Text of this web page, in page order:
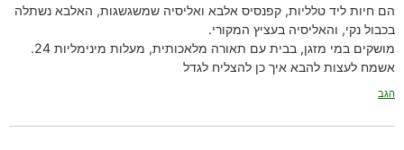
הם חיות ליד טלליות, קפנסיס אלבא ואליסיה שמשגשגות, האלבא נשתלה
בכבול נקי, והאליסיה בעציץ המקורי.
מושקים במי מזגן, בבית עם תאורה מלאכותית, מעלות מינימליות 24.
אשמח לעצות להבא איך כן להצליח לגדל
הגב